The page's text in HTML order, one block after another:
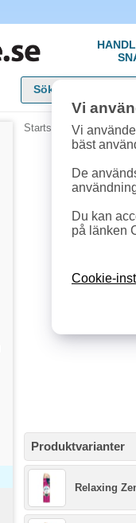
Startsida »Städ, Hygien
Produktvarianter
Relaxing
Vi
Vi
bäst
De
Du kan
på länken
Cookie-